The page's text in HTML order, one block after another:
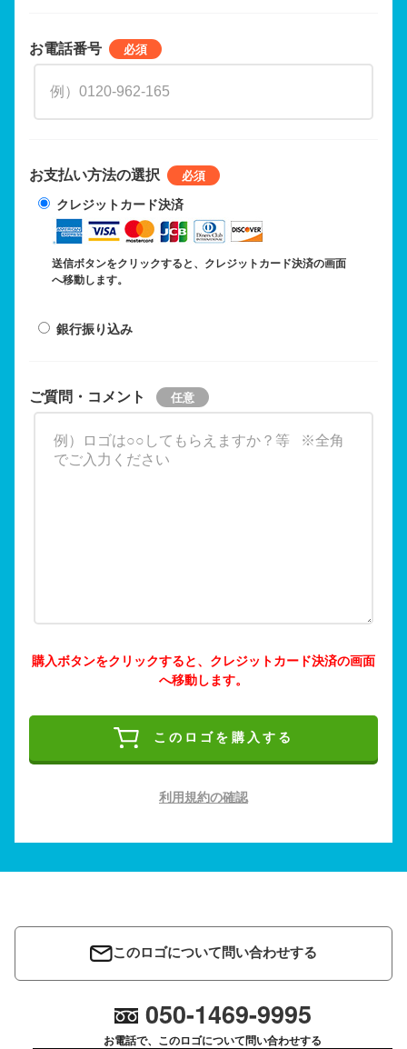
お電話番号
お支払い方法の選択
クレジットカード決済
送信ボタンをクリックすると、クレジットカード決済の画面
へ移動します。
銀行振り込み
ご質問・コメント
購入ボタンをクリックすると、クレジットカード決済の画面
へ移動します。
このロゴを購入する
利用規約の確認
このロゴについて問い合わせする
050-1469-9995
お電話で、このロゴについて問い合わせする